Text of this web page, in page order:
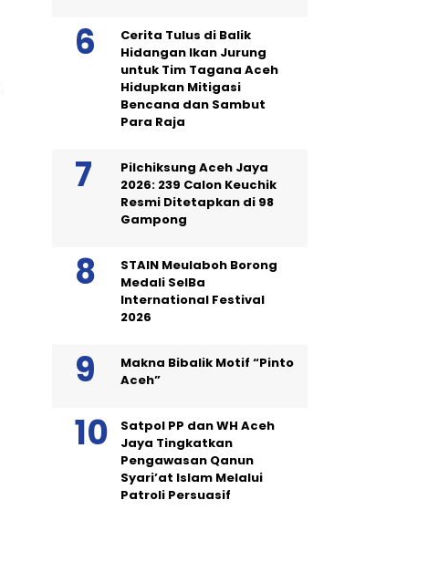
Cerita Tulus di Balik
Hidangan Ikan Jurung
untuk Tim Tagana Aceh
Hidupkan Mitigasi
Bencana dan Sambut
Para Raja
Pilchiksung Aceh Jaya
2026: 239 Calon Keuchik
Resmi Ditetapkan di 98
Gampong
STAIN Meulaboh Borong
Medali SeIBa
International Festival
2026
Makna Bibalik Motif “Pinto
Aceh”
Satpol PP dan WH Aceh
Jaya Tingkatkan
Pengawasan Qanun
Syari’at Islam Melalui
Patroli Persuasif